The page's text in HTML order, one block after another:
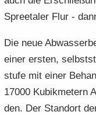
Spree­ta­ler Flur -
Die neue
einer ers­ten,
stu­fe mit einer
17000 Ku­bik­me­tern
den. Der Stand­ort